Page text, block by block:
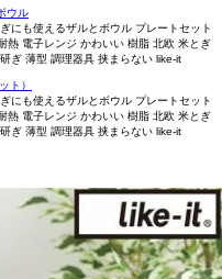
ウル
にも使えるザルとボウル プレートセット
熱 電子レンジ かわいい 樹脂 北欧 米とぎ
ぎ 薄型 調理器具 挟まらない like-it
ト）
にも使えるザルとボウル プレートセット
熱 電子レンジ かわいい 樹脂 北欧 米とぎ
ぎ 薄型 調理器具 挟まらない like-it